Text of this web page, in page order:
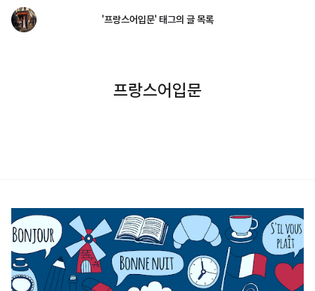
프랑스어입문
'프랑스어입문' 태그의 글 목록